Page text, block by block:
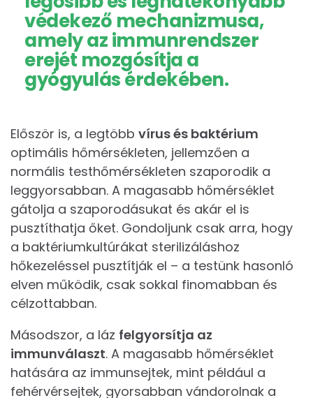
védekező mechanizmusa,
amely az immunrendszer
erejét mozgósítja a
gyógyulás érdekében.
Először is, a legtöbb vírus és baktérium
optimális hőmérsékleten, jellemzően a
normális testhőmérsékleten szaporodik a
leggyorsabban. A magasabb hőmérséklet
gátolja a szaporodásukat és akár el is
pusztíthatja őket. Gondoljunk csak arra, hogy
a baktériumkultúrákat sterilizáláshoz
hőkezeléssel pusztítják el – a testünk hasonló
elven működik, csak sokkal finomabban és
célzottabban.
Másodszor, a láz felgyorsítja az
immunválaszt. A magasabb hőmérséklet
hatására az immunsejtek, mint például a
fehérvérsejtek, gyorsabban vándorolnak a